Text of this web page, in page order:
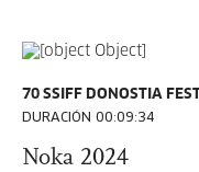
70 SSIFF DONOSTIA
DURACIÓN 00:09:34
Noka 2024